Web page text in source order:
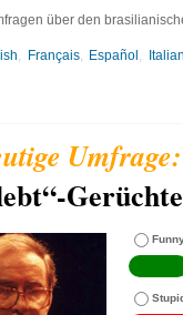
über den
Français Español